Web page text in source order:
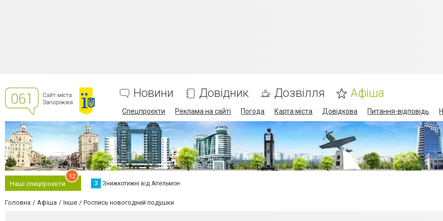
Новини Довідник Дозвілля Афіша
Спецпроєкти Реклама на сайті Погода Карта міста Довідкова Питання-відповідь
Наші спецпроєкти
12
З Знижкотижні від Апельмон
Головна Афіша Інше Роспись новогодней подушки